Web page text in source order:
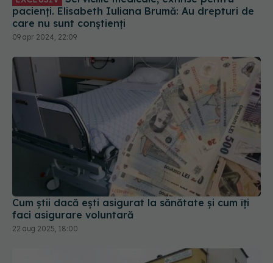
care nu sunt conștienți
09 apr 2024, 22:09
Cum știi dacă ești asigurat la sănătate și cum îți
faci asigurare voluntară
22 aug 2025, 18:00